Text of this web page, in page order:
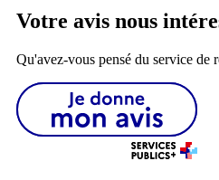
Votre avis nous
Qu'avez-vous pensé du service de